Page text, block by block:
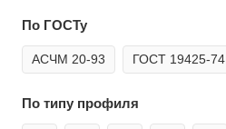
По ГОСТу
АСЧМ 20-93 ГОСТ 19425-74
По типу профиля